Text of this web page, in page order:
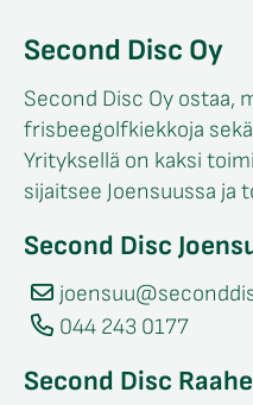
Second Disc Oy
Second Disc Oy ostaa,
frisbeegolfkiekkoja
Yrityksellä on kaksi
sijaitsee Joensuussa ja
Second Disc
044 243 0177
Second Disc Raahe